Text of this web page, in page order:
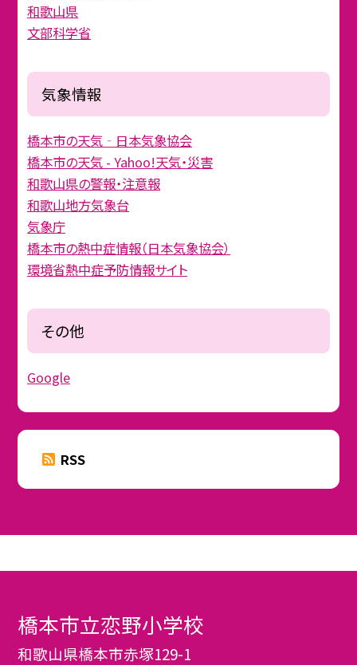
和歌山県
文部科学省
気象情報
橋本市の天気‐日本気象協会
橋本市の天気 - Yahoo!天気・災害
和歌山県の警報・注意報
和歌山地方気象台
気象庁
橋本市の熱中症情報（日本気象協会）
環境省熱中症予防情報サイト
その他
Google
RSS
橋本市立恋野小学校
和歌山県橋本市赤塚129-1